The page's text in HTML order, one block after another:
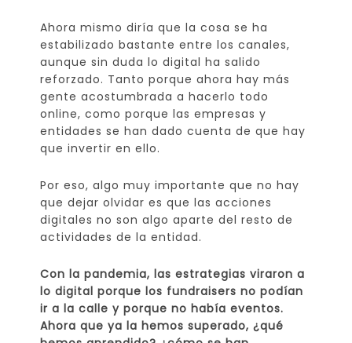
Ahora mismo diría que la cosa se ha
estabilizado bastante entre los canales,
aunque sin duda lo digital ha salido
reforzado. Tanto porque ahora hay más
gente acostumbrada a hacerlo todo
online, como porque las empresas y
entidades se han dado cuenta de que hay
que invertir en ello.
Por eso, algo muy importante que no hay
que dejar olvidar es que las acciones
digitales no son algo aparte del resto de
actividades de la entidad.
Con la pandemia, las estrategias viraron a
lo digital porque los fundraisers no podían
ir a la calle y porque no había eventos.
Ahora que ya la hemos superado, ¿qué